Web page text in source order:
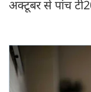
अक्टूबर से पांच